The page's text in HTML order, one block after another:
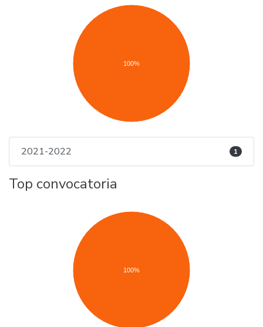
100%
2021-2022 1
Top convocatoria
100%